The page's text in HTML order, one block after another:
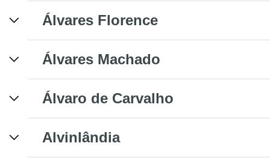
Álvares Florence
Álvares Machado
Álvaro de Carvalho
Alvinlândia